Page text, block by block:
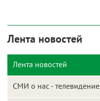
Лента новостей
Лента новостей
СМИ о нас - телевидение